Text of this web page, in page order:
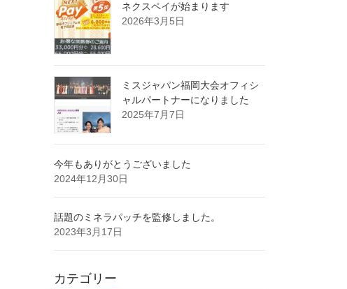
ネクスペイが始まります
2026年3月5日
ミスジャパン福岡大会オフィシ
ャルパートナーになりました
2025年7月7日
今年もありがとうございました
2024年12月30日
話題のミネラパッチを監修しました。
2023年3月17日
カテゴリー